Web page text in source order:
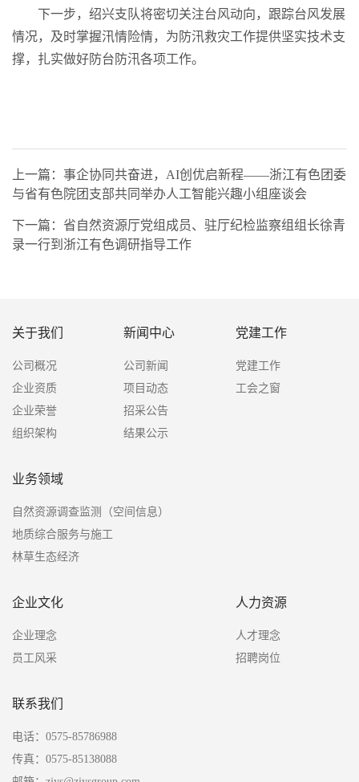
下一步，绍兴支队将密切关注台风动向，跟踪台风发展
情况，及时掌握汛情险情，为防汛救灾工作提供坚实技术支
撑，扎实做好防台防汛各项工作。
上一篇：事企协同共奋进，AI创优启新程——浙江有色团委
与省有色院团支部共同举办人工智能兴趣小组座谈会
下一篇：省自然资源厅党组成员、驻厅纪检监察组组长徐青
录一行到浙江有色调研指导工作
关于我们
公司概况
企业资质
企业荣誉
组织架构
新闻中心
公司新闻
项目动态
招采公告
结果公示
党建工作
党建工作
工会之窗
业务领域
自然资源调查监测（空间信息）
地质综合服务与施工
林草生态经济
企业文化
企业理念
员工风采
人力资源
人才理念
招聘岗位
联系我们
电话：0575-85786988
传真：0575-85138088